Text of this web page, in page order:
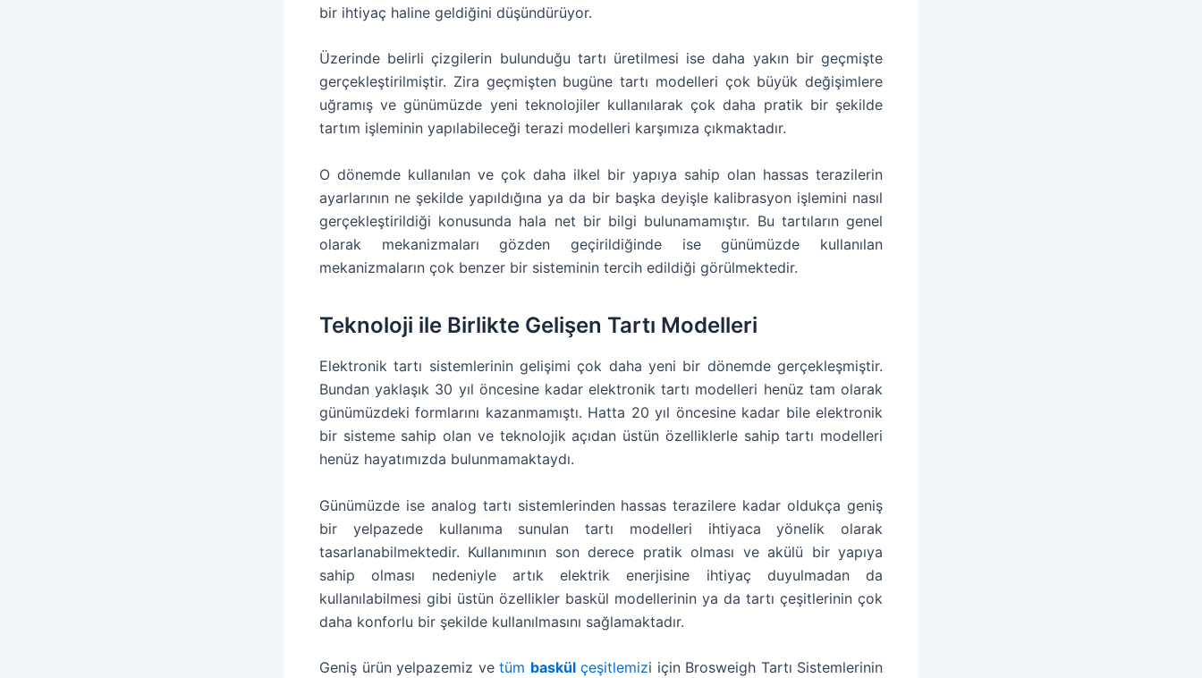
bir ihtiyaç haline geldiğini düşündürüyor.
Üzerinde belirli çizgilerin bulunduğu tartı üretilmesi ise daha yakın bir geçmişte
gerçekleştirilmiştir. Zira geçmişten bugüne tartı modelleri çok büyük değişimlere
uğramış ve günümüzde yeni teknolojiler kullanılarak çok daha pratik bir şekilde
tartım işleminin yapılabileceği terazi modelleri karşımıza çıkmaktadır.
O dönemde kullanılan ve çok daha ilkel bir yapıya sahip olan hassas terazilerin
ayarlarının ne şekilde yapıldığına ya da bir başka deyişle kalibrasyon işlemini nasıl
gerçekleştirildiği konusunda hala net bir bilgi bulunamamıştır. Bu tartıların genel
olarak mekanizmaları gözden geçirildiğinde ise günümüzde kullanılan
mekanizmaların çok benzer bir sisteminin tercih edildiği görülmektedir.
Teknoloji ile Birlikte Gelişen Tartı Modelleri
Elektronik tartı sistemlerinin gelişimi çok daha yeni bir dönemde gerçekleşmiştir.
Bundan yaklaşık 30 yıl öncesine kadar elektronik tartı modelleri henüz tam olarak
günümüzdeki formlarını kazanmamıştı. Hatta 20 yıl öncesine kadar bile elektronik
bir sisteme sahip olan ve teknolojik açıdan üstün özelliklerle sahip tartı modelleri
henüz hayatımızda bulunmamaktaydı.
Günümüzde ise analog tartı sistemlerinden hassas terazilere kadar oldukça geniş
bir yelpazede kullanıma sunulan tartı modelleri ihtiyaca yönelik olarak
tasarlanabilmektedir. Kullanımının son derece pratik olması ve akülü bir yapıya
sahip olması nedeniyle artık elektrik enerjisine ihtiyaç duyulmadan da
kullanılabilmesi gibi üstün özellikler baskül modellerinin ya da tartı çeşitlerinin çok
daha konforlu bir şekilde kullanılmasını sağlamaktadır.
Geniş ürün yelpazemiz ve tüm baskülçeşitlemizi için Brosweigh Tartı Sistemlerinin